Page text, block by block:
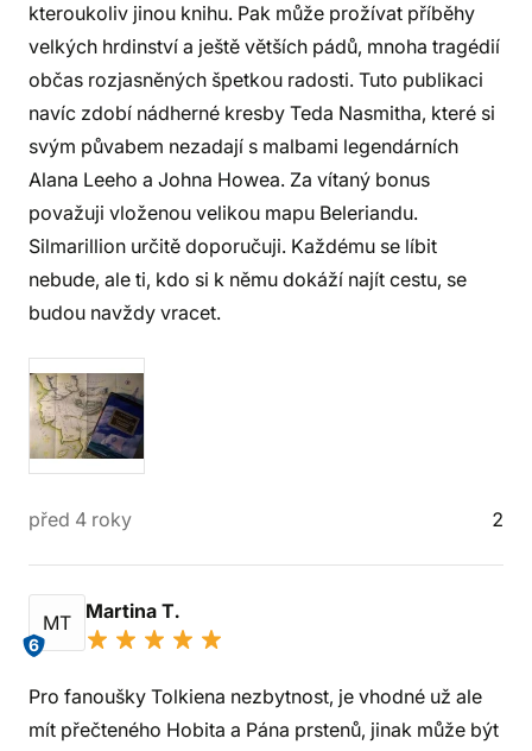
kteroukoliv jinou knihu. Pak může prožívat příběhy
velkých hrdinství a ještě větších pádů, mnoha tragédií
občas rozjasněných špetkou radosti. Tuto publikaci
navíc zdobí nádherné kresby Teda Nasmitha, které si
svým půvabem nezadají s malbami legendárních
Alana Leeho a Johna Howea. Za vítaný bonus
považuji vloženou velikou mapu Beleriandu.
Silmarillion určitě doporučuji. Každému se líbit
nebude, ale ti, kdo si k němu dokáží najít cestu, se
budou navždy vracet.
před 4 roky 2
MT
6
Martina T.
Pro fanoušky Tolkiena nezbytnost, je vhodné už ale
mít přečteného Hobita a Pána prstenů, jinak může být